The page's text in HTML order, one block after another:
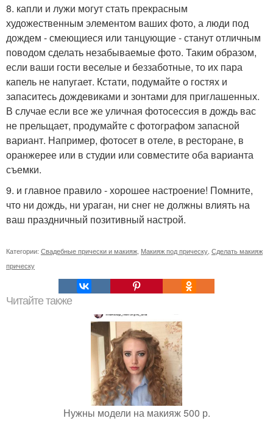
8. капли и лужи могут стать прекрасным
художественным элементом ваших фото, а люди под
дождем - смеющиеся или танцующие - станут отличным
поводом сделать незабываемые фото. Таким образом,
если ваши гости веселые и беззаботные, то их пара
капель не напугает. Кстати, подумайте о гостях и
запаситесь дождевиками и зонтами для приглашенных.
В случае если все же уличная фотосессия в дождь вас
не прельщает, продумайте с фотографом запасной
вариант. Например, фотосет в отеле, в ресторане, в
оранжерее или в студии или совместите оба варианта
съемки.
9. и главное правило - хорошее настроение! Помните,
что ни дождь, ни ураган, ни снег не должны влиять на
ваш праздничный позитивный настрой.
Категории: Свадебные прически и макияж Макияж под прическу Сделать макияж
прическу
Читайте также
Нужны модели на макияж 500 р.